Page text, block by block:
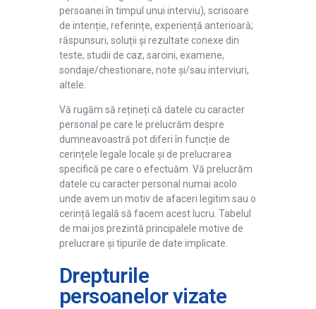
persoanei în timpul unui interviu), scrisoare
de intenție, referințe, experiență anterioară;
răspunsuri, soluții și rezultate conexe din
teste, studii de caz, sarcini, examene,
sondaje/chestionare, note și/sau interviuri,
altele.
Vă rugăm să rețineți că datele cu caracter
personal pe care le prelucrăm despre
dumneavoastră pot diferi în funcție de
cerințele legale locale și de prelucrarea
specifică pe care o efectuăm. Vă prelucrăm
datele cu caracter personal numai acolo
unde avem un motiv de afaceri legitim sau o
cerință legală să facem acest lucru. Tabelul
de mai jos prezintă principalele motive de
prelucrare și tipurile de date implicate.
Drepturile
persoanelor vizate